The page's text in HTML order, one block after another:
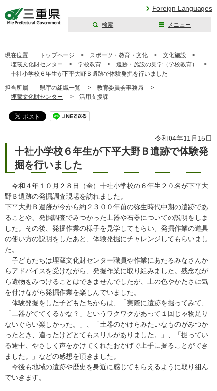
Foreign Languages
検索 メニュー
現在位置： トップページ > スポーツ・教育・文化 > 文化施設 >
埋蔵文化財センター > 学校教育 > 遺跡・施設の見学（学校教育）
>
十社小学校６年生が下平大野Ｂ遺跡で体験発掘を行いました
担当所属： 県庁の組織一覧 > 教育委員会事務局 >
埋蔵文化財センター > 活用支援課
令和04年11月15日
十社小学校６年生が下平大野Ｂ遺跡で体験発
掘を行いました
令和４年１０月２８日（金）十社小学校の６年生２０名が下平大
野Ｂ遺跡の発掘調査現場を訪れました。
下平大野Ｂ遺跡が今から約２３００年前の弥生時代中期の遺跡であ
ることや、発掘調査でみつかった土器や石器についての説明をしま
した。その後、発掘作業の様子を見学してもらい、発掘作業の道具
の使い方の説明をしたあと、体験発掘にチャレンジしてもらいまし
た。
子どもたちは埋蔵文化財センター職員や作業にあたるみなさんか
らアドバイスを受けながら、発掘作業に取り組みました。残念なが
ら遺物をみつけることはできませんでしたが、土の色やかたさに気
を付けながら発掘作業を楽しんでいました。
体験発掘をした子どもたちからは、「実際に遺跡を掘ってみて、
「土器がでてくるかな？」というワクワクがあって１回じゃ物足り
ないぐらい楽しかった。」、「土器のかけらみたいなものがみつか
ったとき、違ったけどとてもスリルがありました。」、「掘ってい
る途中、やさしく声をかけてくれたおかげで上手に掘ることができ
ました。」などの感想を頂きました。
今後も地域の遺跡や歴史を身近に感じてもらえるように取り組ん
でいきます。